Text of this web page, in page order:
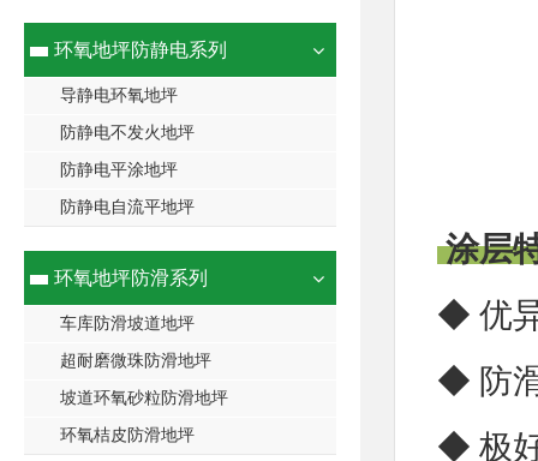
环氧地坪防静电系列
导静电环氧地坪
防静电不发火地坪
防静电平涂地坪
防静电自流平地坪
环氧地坪防滑系列
车库防滑坡道地坪
超耐磨微珠防滑地坪
坡道环氧砂粒防滑地坪
环氧桔皮防滑地坪
涂层
◆ 优
◆ 防
◆ 极